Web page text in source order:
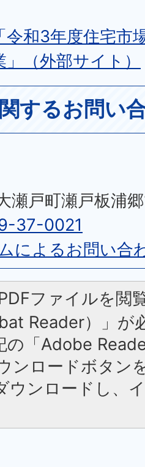
令和3年度住宅市
（外部サイト）
するお問い
瀬戸町瀬戸板浦
37-0021
によるお問い合
ファイルを閲
Reader）」が
の「Adobe
ンロードボタン
ウンロードし、